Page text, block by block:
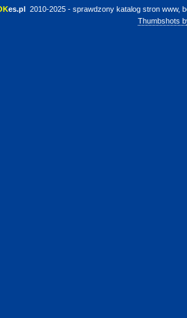
es.pl 2010-2025 - sprawdzony katalog stron www,
Thumbshots